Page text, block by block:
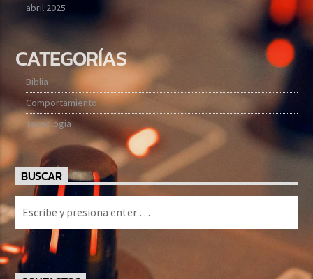
abril 2025
CATEGORÍAS
Biblia
Comportamiento
Tecnología
BUSCAR